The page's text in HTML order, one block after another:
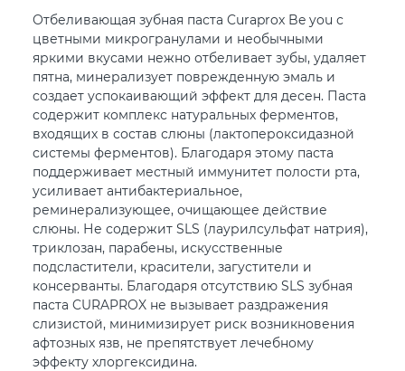
Отбеливающая зубная паста Curaprox Be you с
цветными микрогранулами и необычными
яркими вкусами нежно отбеливает зубы, удаляет
пятна, минерализует поврежденную эмаль и
создает успокаивающий эффект для десен. Паста
содержит комплекс натуральных ферментов,
входящих в состав слюны (лактопероксидазной
системы ферментов). Благодаря этому паста
поддерживает местный иммунитет полости рта,
усиливает антибактериальное,
реминерализующее, очищающее действие
слюны. Не содержит SLS (лаурилсульфат натрия),
триклозан, парабены, искусственные
подсластители, красители, загустители и
консерванты. Благодаря отсутствию SLS зубная
паста CURAPROX не вызывает раздражения
слизистой, минимизирует риск возникновения
афтозных язв, не препятствует лечебному
эффекту хлоргексидина.